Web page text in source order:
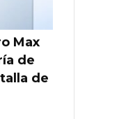
Max
de
de